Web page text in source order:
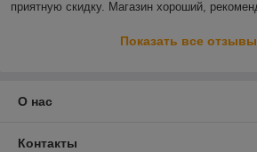
приятную скидку. Магазин хороший,
Показать все отзывы
О нас
Контакты